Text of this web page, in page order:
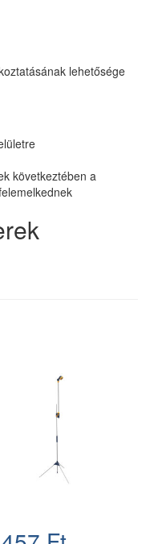
lehetősége
következtében a